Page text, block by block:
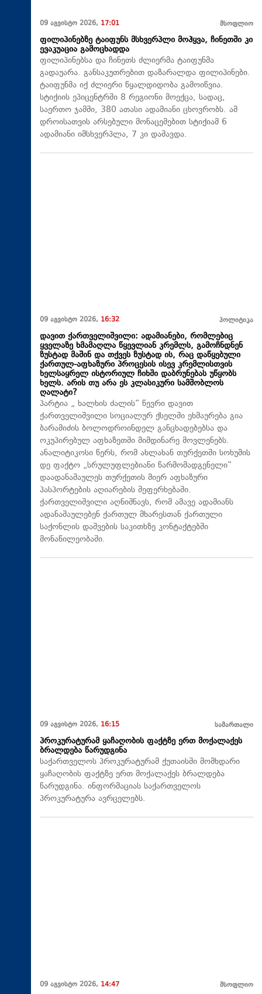
09 აგვისტო 2026, 17:01 მსოფლიო
ფილიპინებზე ტაიფუნს მსხვერპლი მოჰყვა, ჩინეთში კი
ევაკუაცია გამოცხადდა
ფილიპინებსა და ჩინეთს ძლიერმა ტაიფუნმა
გადაუარა. განსაკუთრებით დაზარალდა ფილიპინები.
ტაიფუნმა იქ ძლიერი წყალდიდობა გამოიწვია.
სტიქიის ეპიცენტრში 8 რეგიონი მოექცა, სადაც,
საერთო ჯამში, 380 ათასი ადამიანი ცხოვრობს. ამ
დროისათვის არსებული მონაცემებით სტიქიამ 6
ადამიანი იმსხვერპლა, 7 კი დაშავდა.
09 აგვისტო 2026, 16:32 პოლიტიკა
დავით ქართველიშვილი: ადამიანები, რომლებიც
ყველაზე ხმამაღლა წყევლიან კრემლს, გამოჩნდნენ
ზუსტად მაშინ და თქვეს ზუსტად ის, რაც დაწყებული
ქართულ-აფხაზური პროცესის ისევ კრემლისთვის
ხელსაყრელ ისტორიულ ჩიხში დაბრუნებას უწყობს
ხელს. არის თუ არა ეს კლასიკური სამშობლოს
ღალატი?
პარტია „ ხალხის ძალის“ წევრი დავით
ქართველიშვილი სოციალურ ქსელში ეხმაურება გია
ბარამიძის ბოლოდროინდელ განცხადებებსა და
ოკუპირებულ აფხაზეთში მიმდინარე მოვლენებს.
ანალიტიკოსი წერს, რომ ახლახან თურქეთში სოხუმის
დე ფაქტო „სრულუფლებიანი წარმომადგენელი“
დაადანაშაულეს თურქეთის მიერ აფხაზური
პასპორტების აღიარების შეფერხებაში.
ქართველიშვილი აღნიშნავს, რომ ამავე ადამიანს
ადანაშაულებენ ქართულ მხარესთან ქართული
საქონლის დაშვების საკითხზე კონტაქტებში
მონაწილეობაში.
09 აგვისტო 2026, 16:15 სამართალი
პროკურატურამ ყაჩაღობის ფაქტზე ერთ მოქალაქეს
ბრალდება წარუდგინა
საქართველოს პროკურატურამ ქუთაისში მომხდარი
ყაჩაღობის ფაქტზე ერთ მოქალაქეს ბრალდება
წარუდგინა. ინფორმაციას საქართველოს
პროკურატურა ავრცელებს.
09 აგვისტო 2026, 14:47 მსოფლიო